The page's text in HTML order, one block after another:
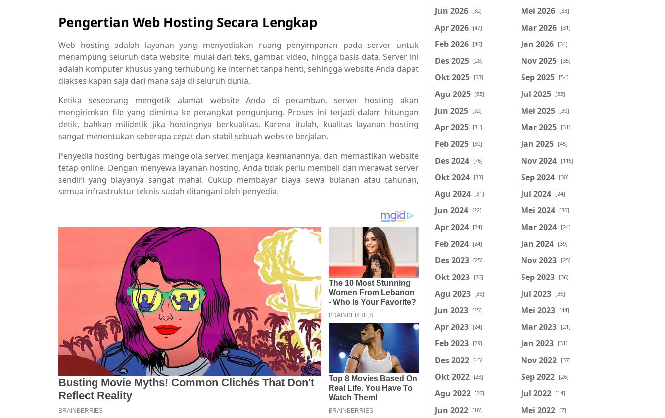
Pengertian Web Hosting Secara Lengkap
Web hosting adalah layanan yang menyediakan ruang penyimpanan pada server untuk
menampung seluruh data website, mulai dari teks, gambar, video, hingga basis data. Server ini
adalah komputer khusus yang terhubung ke internet tanpa henti, sehingga website Anda dapat
diakses kapan saja dari mana saja di seluruh dunia.
Ketika seseorang mengetik alamat website Anda di peramban, server hosting akan
mengirimkan file yang diminta ke perangkat pengunjung. Proses ini terjadi dalam hitungan
detik, bahkan milidetik jika hostingnya berkualitas. Karena itulah, kualitas layanan hosting
sangat menentukan seberapa cepat dan stabil sebuah website berjalan.
Penyedia hosting bertugas mengelola server, menjaga keamanannya, dan memastikan website
tetap online. Dengan menyewa layanan hosting, Anda tidak perlu membeli dan merawat server
sendiri yang biayanya sangat mahal. Cukup membayar biaya sewa bulanan atau tahunan,
semua infrastruktur teknis sudah ditangani oleh penyedia.
Jun 2026 [32] Mei 2026 [33]
Apr 2026 [47] Mar 2026 [31]
Feb 2026 [46] Jan 2026 [34]
Des 2025 [28] Nov 2025 [35]
Okt 2025 [53] Sep 2025 [54]
Agu 2025 [63] Jul 2025 [53]
Jun 2025 [32] Mei 2025 [30]
Apr 2025 [31] Mar 2025 [31]
Feb 2025 [30] Jan 2025 [45]
Des 2024 [76] Nov 2024 [115]
Okt 2024 [33] Sep 2024 [30]
Agu 2024 [31] Jul 2024 [24]
Jun 2024 [22] Mei 2024 [30]
Apr 2024 [24] Mar 2024 [24]
Feb 2024 [24] Jan 2024 [39]
Des 2023 [25] Nov 2023 [25]
Okt 2023 [26] Sep 2023 [36]
Agu 2023 [36] Jul 2023 [36]
Jun 2023 [25] Mei 2023 [44]
Apr 2023 [24] Mar 2023 [21]
Feb 2023 [29] Jan 2023 [31]
Des 2022 [43] Nov 2022 [37]
Okt 2022 [23] Sep 2022 [26]
Agu 2022 [26] Jul 2022 [14]
Jun 2022 [18] Mei 2022 [7]